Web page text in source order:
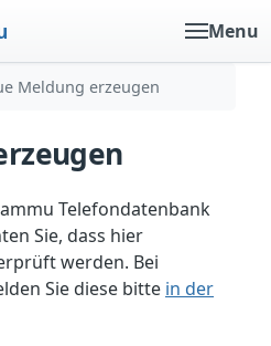
Menu
Meldung erzeugen
Telefondatenbank
Sie, dass hier
werden. Bei
Sie diese bitte in der